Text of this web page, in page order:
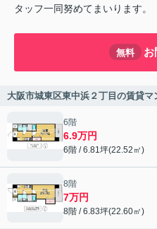
タッフ一同努めてまいります。
無料 お
大阪市城東区東中浜２丁目の賃貸
6階
6.9万円
6階 / 6.81坪(22.52㎡)
8階
7万円
8階 / 6.83坪(22.60㎡)